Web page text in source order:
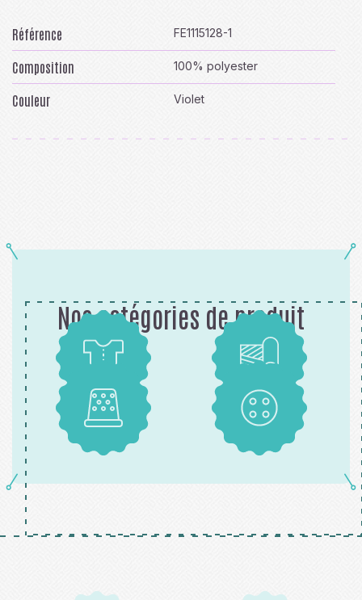
Référence FE1115128-1
Composition 100% polyester
Couleur Violet
Nos catégories de produit
Patrons Tissus
Mercerie Boutons